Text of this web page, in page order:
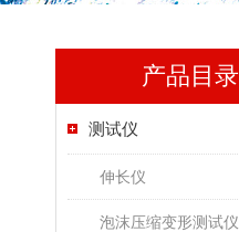
产品目录
测试仪
伸长仪
泡沫压缩变形测试仪